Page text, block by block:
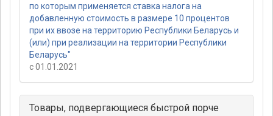
по которым применяется ставка налога на
добавленную стоимость в размере 10 процентов
при их ввозе на территорию Республики Беларусь и
(или) при реализации на территории Республики
Беларусь"
с 01.01.2021
Товары, подвергающиеся быстрой порче